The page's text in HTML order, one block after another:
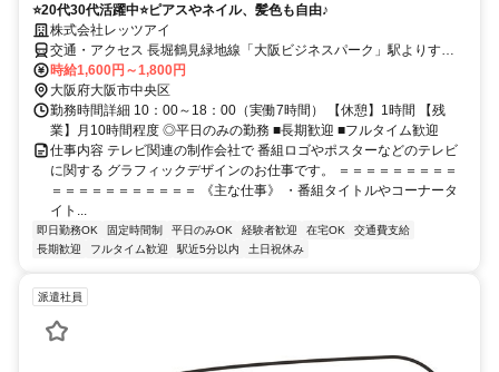
⭐20代30代活躍中⭐ピアスやネイル、髪色も自由♪
株式会社レッツアイ
交通・アクセス 長堀鶴見緑地線「大阪ビジネスパーク」駅よりす
ぐ、各線「京橋」駅より徒歩10分
時給1,600円～1,800円
大阪府大阪市中央区
勤務時間詳細 10：00～18：00（実働7時間） 【休憩】1時間 【残
業】月10時間程度 ◎平日のみの勤務 ■長期歓迎 ■フルタイム歓迎
仕事内容 テレビ関連の制作会社で 番組ロゴやポスターなどのテレビ
に関する グラフィックデザインのお仕事です。 ＝＝＝＝＝＝＝＝＝
＝＝＝＝＝＝＝＝＝＝＝ 《主な仕事》 ・番組タイトルやコーナータ
イト...
即日勤務OK 固定時間制 平日のみOK 経験者歓迎 在宅OK
交通費支給
長期歓迎
フルタイム歓迎 駅近5分以内 土日祝休み
派遣社員